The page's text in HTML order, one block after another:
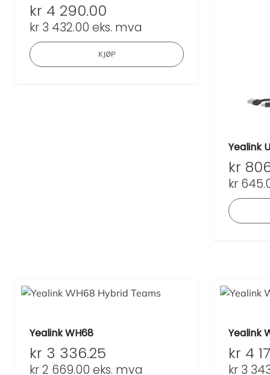
kr 4 290.00
kr 3 432.00 eks. mva
KJØP
Yealink
kr
kr
Yealink WH68
kr 3 336.25
kr2 669.00 eks. mva
Yealink
kr 4
kr 3